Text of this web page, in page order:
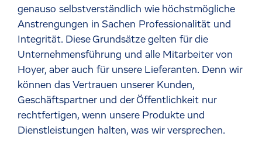
genauso selbstverständlich wie höchstmögliche
Anstrengungen in Sachen Professionalität und
Integrität. Diese Grundsätze gelten für die
Unternehmensführung und alle Mitarbeiter von
Hoyer, aber auch für unsere Lieferanten. Denn wir
können das Vertrauen unserer Kunden,
Geschäftspartner und der Öffentlichkeit nur
rechtfertigen, wenn unsere Produkte und
Dienstleistungen halten, was wir versprechen.